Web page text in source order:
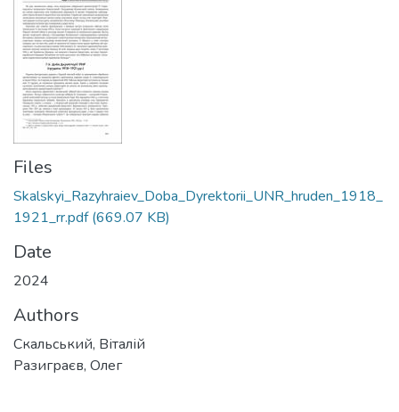
Files
Skalskyi_Razyhraiev_Doba_Dyrektorii_UNR_hruden_1918_
1921_rr.pdf(669.07 KB)
Date
2024
Authors
Скальський, Віталій
Разиграєв, Олег